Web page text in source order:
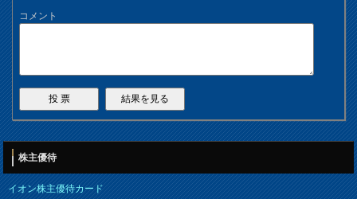
コメント
株主優待
イオン株主優待カード